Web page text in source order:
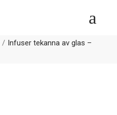
Infuser tekanna av glas –